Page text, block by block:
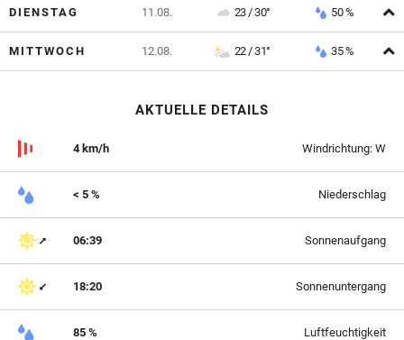
DIENSTAG 11.08. 23 / 30° 50 %
MITTWOCH 12.08. 22 / 31° 35 %
AKTUELLE DETAILS
4 km/h Windrichtung: W
< 5 % Niederschlag
06:39 Sonnenaufgang
18:20 Sonnenuntergang
85 % Luftfeuchtigkeit